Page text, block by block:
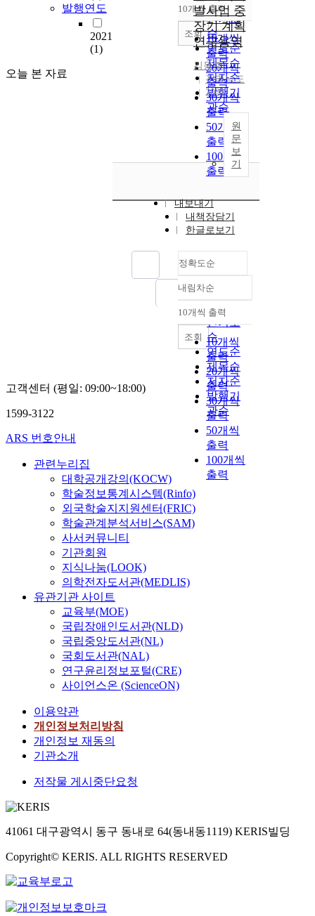
발행연도
2021
(1)
오늘 본 자료
순
인기도
순
연도순
제목순
저자순
발행기
관순
내림차순
10개씩 출력
10개씩
출력
20개씩
출력
30개씩
출력
50개씩
출력
100개씩
출력
조회
발사업 중
장기 계획
연구용역
김동주
전라남도
2021
원
문
보
기
내보내기
내책장담기
한글로보기
정확도순
정확도
순
인기도
순
연도순
제목순
저자순
발행기
관순
내림차순
내림차순
10개씩 출력
10개씩
출력
20개씩
출력
30개씩
출력
50개씩
출력
100개씩
출력
조회
고객센터 (평일: 09:00~18:00)
1599-3122
ARS 번호안내
관련누리집
대학공개강의(KOCW)
학술정보통계시스템(Rinfo)
외국학술지지원센터(FRIC)
학술관계분석서비스(SAM)
사서커뮤니티
기관회원
지식나눔(LOOK)
의학전자도서관(MEDLIS)
유관기관 사이트
교육부(MOE)
국립장애인도서관(NLD)
국립중앙도서관(NL)
국회도서관(NAL)
연구윤리정보포털(CRE)
사이언스온 (ScienceON)
이용약관
개인정보처리방침
개인정보 재동의
기관소개
저작물 게시중단요청
41061 대구광역시 동구 동내로 64(동내동1119) KERIS빌딩
Copyright© KERIS. ALL RIGHTS RESERVED